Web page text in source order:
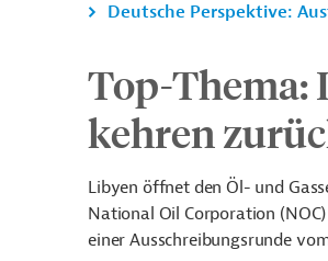
Deutsche Perspektive:
Top-Thema:
kehren
Libyen öffnet den Öl- und
National Oil Corporation
einer Ausschreibungsrunde